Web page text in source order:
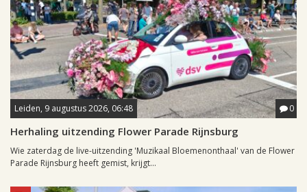
Leiden, 9 augustus 2026, 06:48 0
Herhaling uitzending Flower Parade Rijnsburg
Wie zaterdag de live-uitzending 'Muzikaal Bloemenonthaal' van de Flower
Parade Rijnsburg heeft gemist, krijgt...